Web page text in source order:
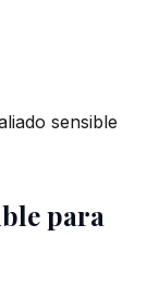
sensible
para